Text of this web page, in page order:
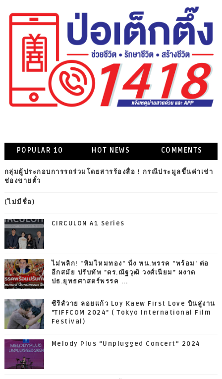
POPULAR 10 HOT NEWS COMMENTS
กลุ่มผู้ประกอบการรถร่วมโดยสารร้องสื่อ ! กรณีประมูลขึ้นค่าเช่า
ช่องขายตั๋ว
(ไม่มีชื่อ)
CIRCULON A1 Series
ไม่พลิก! "พิมไหมทอง" นั่ง หน.พรรค "พร้อม' ต่อ
อีกสมัย ปรับทัพ "ดร.ณัฐวุฒิ วงศ์เนียม" ผงาด
ปธ.ยุทธศาสตร์พรรค ...
ซีรีส์วาย ลอยแก้ว Loy Kaew First Love บินสู่งาน
"TIFFCOM 2024" ( Tokyo International Film
Festival)
Melody Plus “Unplugged Concert” 2024